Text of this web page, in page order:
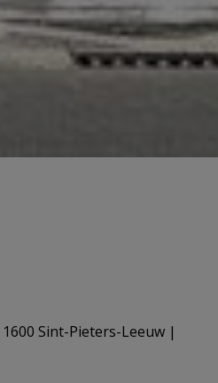
Sint-Pieters-Leeuw |